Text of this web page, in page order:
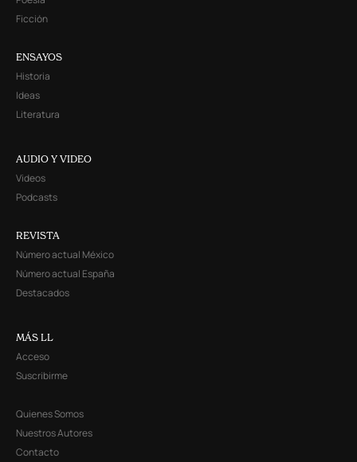
Ficción
ENSAYOS
Historia
Ideas
Literatura
AUDIO Y VIDEO
Videos
Podcasts
REVISTA
Número actual México
Número actual España
Destacados
MÁS LL
Acceso
Suscribirme
Quienes Somos
Nuestros Autores
Contacto